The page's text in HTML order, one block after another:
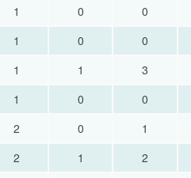
1
0 0
1
0 0
1
1 3
1
0 0
2
0 1
2
1 2